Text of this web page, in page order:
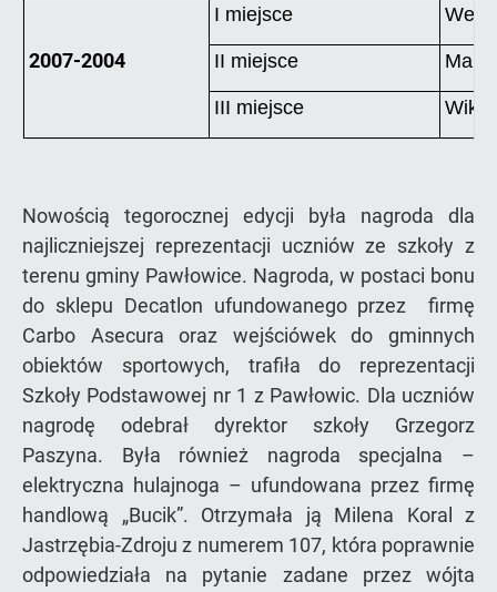
2007-2004
I miejsce
II miejsce
III miejsce
Nowością tegorocznej edycji była nagroda dla
najliczniejszej reprezentacji uczniów ze szkoły z
terenu gminy Pawłowice. Nagroda, w postaci bonu
do sklepu Decatlon ufundowanego przez firmę
Carbo Asecura oraz wejściówek do gminnych
obiektów sportowych, trafiła do reprezentacji
Szkoły Podstawowej nr 1 z Pawłowic. Dla uczniów
nagrodę odebrał dyrektor szkoły Grzegorz
Paszyna. Była również nagroda specjalna –
elektryczna hulajnoga – ufundowana przez firmę
handlową „Bucik”. Otrzymała ją Milena Koral z
Jastrzębia-Zdroju z numerem 107, która poprawnie
odpowiedziała na pytanie zadane przez wójta